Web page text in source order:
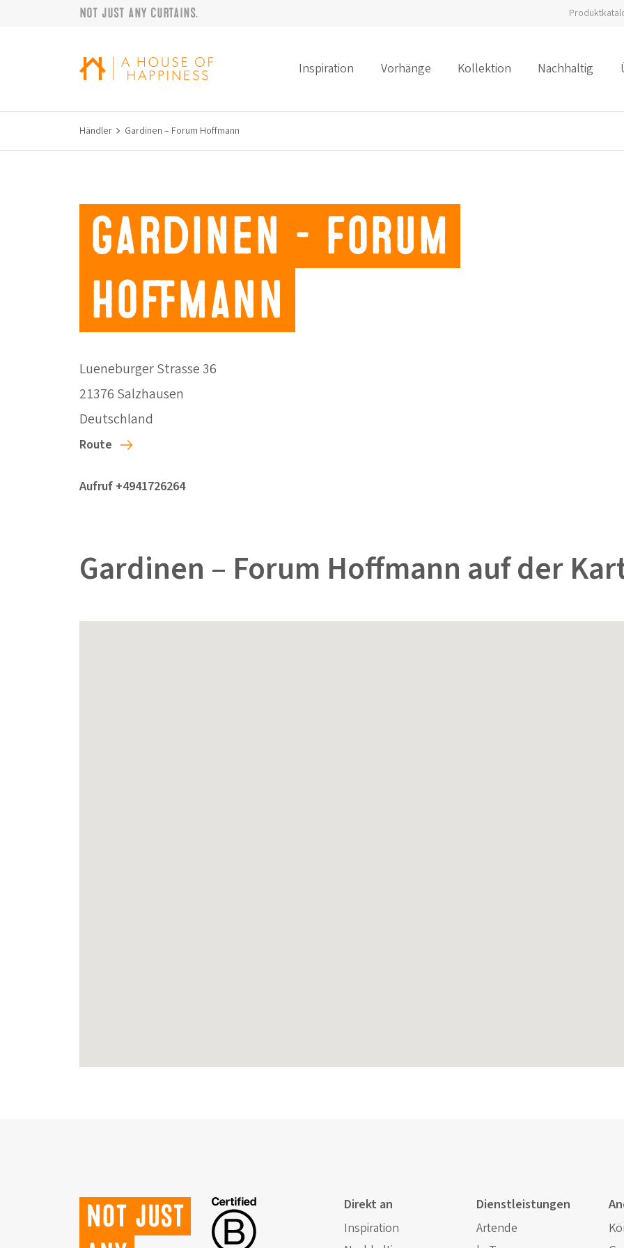
Zur Navigation springen
Zum Hauptinhalt springen
Not just any curtains.
Inspiration Vorhänge Kollektion Nachhaltig
Händler Gardinen – Forum Hoffmann
Gardinen – Forum
Hoffmann
Lueneburger Strasse 36
21376 Salzhausen
Deutschland
Route
Aufruf +4941726264
Gardinen – Forum Hoffmann auf der
Not just
Direkt an
Inspiration
Dienstleistungen
Artende